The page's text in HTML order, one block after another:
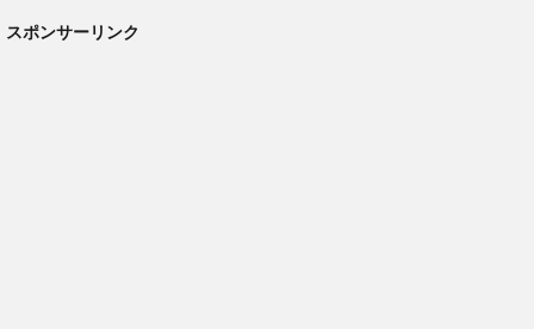
スポンサーリンク